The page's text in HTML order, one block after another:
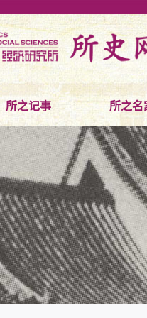
所之记事 所之名